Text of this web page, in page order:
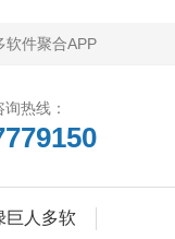
软件聚合APP
热线：
巨人多软